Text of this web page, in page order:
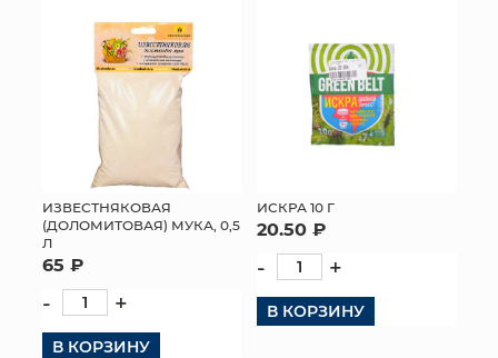
ИЗВЕСТНЯКОВАЯ
(ДОЛОМИТОВАЯ) МУКА, 0,5
Л
65 ₽
- +
В КОРЗИНУ
ИСКРА 10 Г
20.50 ₽
- +
В КОРЗИНУ